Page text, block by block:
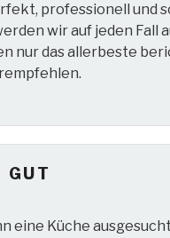
professionell und
wir auf jeden Fall
nur das allerbeste
GUT
eine Küche